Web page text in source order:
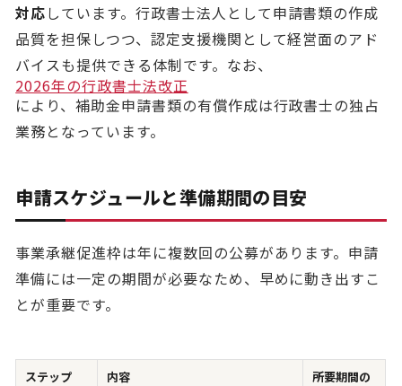
対応しています。行政書士法人として申請書類の作成
品質を担保しつつ、認定支援機関として経営面のアド
バイスも提供できる体制です。なお、
2026年の行政書士法改正
により、補助金申請書類の有償作成は行政書士の独占
業務となっています。
申請スケジュールと準備期間の目安
事業承継促進枠は年に複数回の公募があります。申請
準備には一定の期間が必要なため、早めに動き出すこ
とが重要です。
ステップ 内容
所要期間の